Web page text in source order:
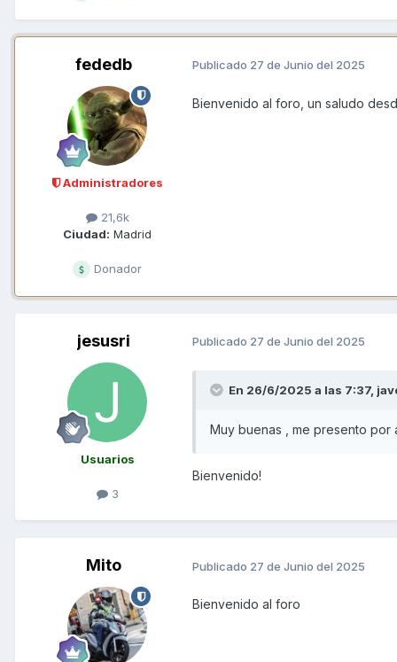
fededb
Administradores
21,6k
Ciudad: Madrid
Donador
Publicado 27 de Junio del 2025
Bienvenido al foro, un saludo
jesusri
Usuarios
3
Publicado 27 de Junio del 2025
En 26/6/2025 a las 7:37,
Muy buenas , me presento por
Bienvenido!
Mito Publicado 27 de Junio del 2025
Bienvenido al foro